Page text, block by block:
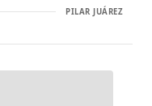
PILAR JUÁREZ